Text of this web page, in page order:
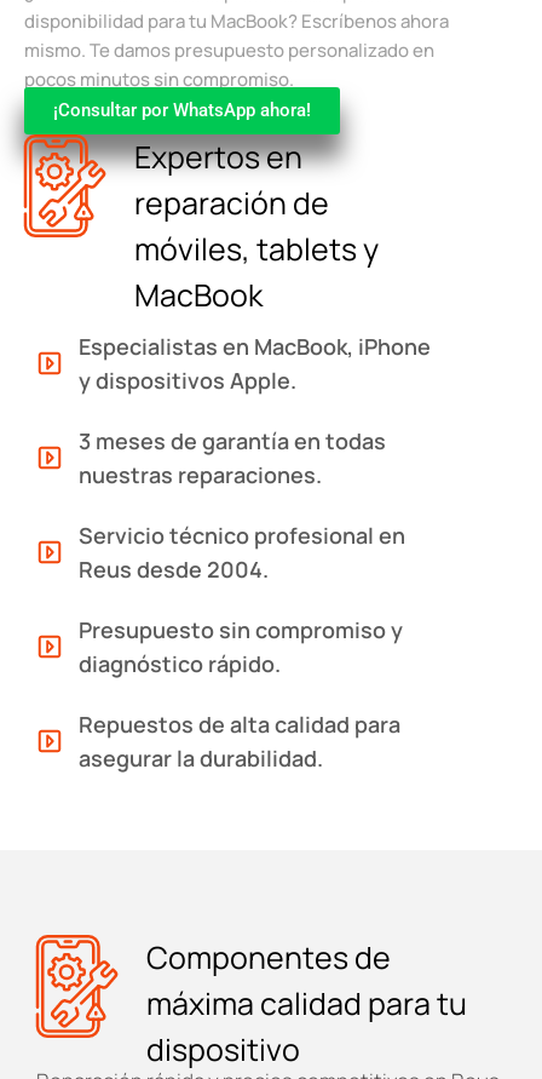
disponibilidad para tu MacBook? Escríbenos ahora
mismo. Te damos presupuesto personalizado en
pocos minutos sin compromiso.
¡Consultar por WhatsApp ahora!
Expertos en
reparación de
móviles, tablets y
MacBook
Especialistas en MacBook, iPhone
y dispositivos Apple.
3 meses de garantía en todas
nuestras reparaciones.
Servicio técnico profesional en
Reus desde 2004.
Presupuesto sin compromiso y
diagnóstico rápido.
Repuestos de alta calidad para
asegurar la durabilidad.
Componentes de
máxima calidad para tu
dispositivo